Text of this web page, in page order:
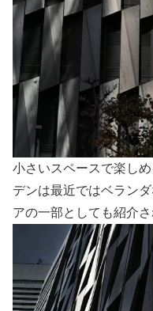
小さいスペースで楽し
デンは最近ではベラン
アの一部としても紹介さ